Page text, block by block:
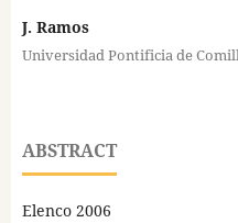
J. Ramos
Universidad Pontificia de
ABSTRACT
Elenco 2006